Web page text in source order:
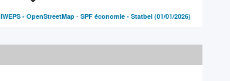
IWEPS -OpenStreetMap -SPF économie - Statbel (01/01/2026)